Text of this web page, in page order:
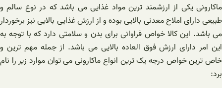
ماکارونی یکی از ارزشمند ترین مواد غذایی می باشد که در نوع سالم و
طبیعی دارای املاح معدنی بالایی بوده و از ارزش غذایی بالایی نیز برخوردار
می باشد. این کالا خواص فراوانی برای بدن و سلامتی دارد که با توجه به
این امر دارای ارزش فوق العاده بالایی می باشد. از جمله مهم ترین و
خاص ترین خواص درجه یک ترین انواع ماکارونی می توان موارد زیر را نام
برد: